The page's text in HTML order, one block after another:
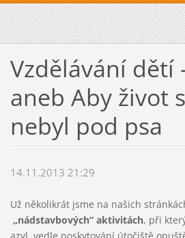
Vzdělávání dětí
aneb Aby život
nebyl pod psa
14.11.2013 21:29
Už několikrát jsme na našich
„nádstavbových“ aktivitách, při